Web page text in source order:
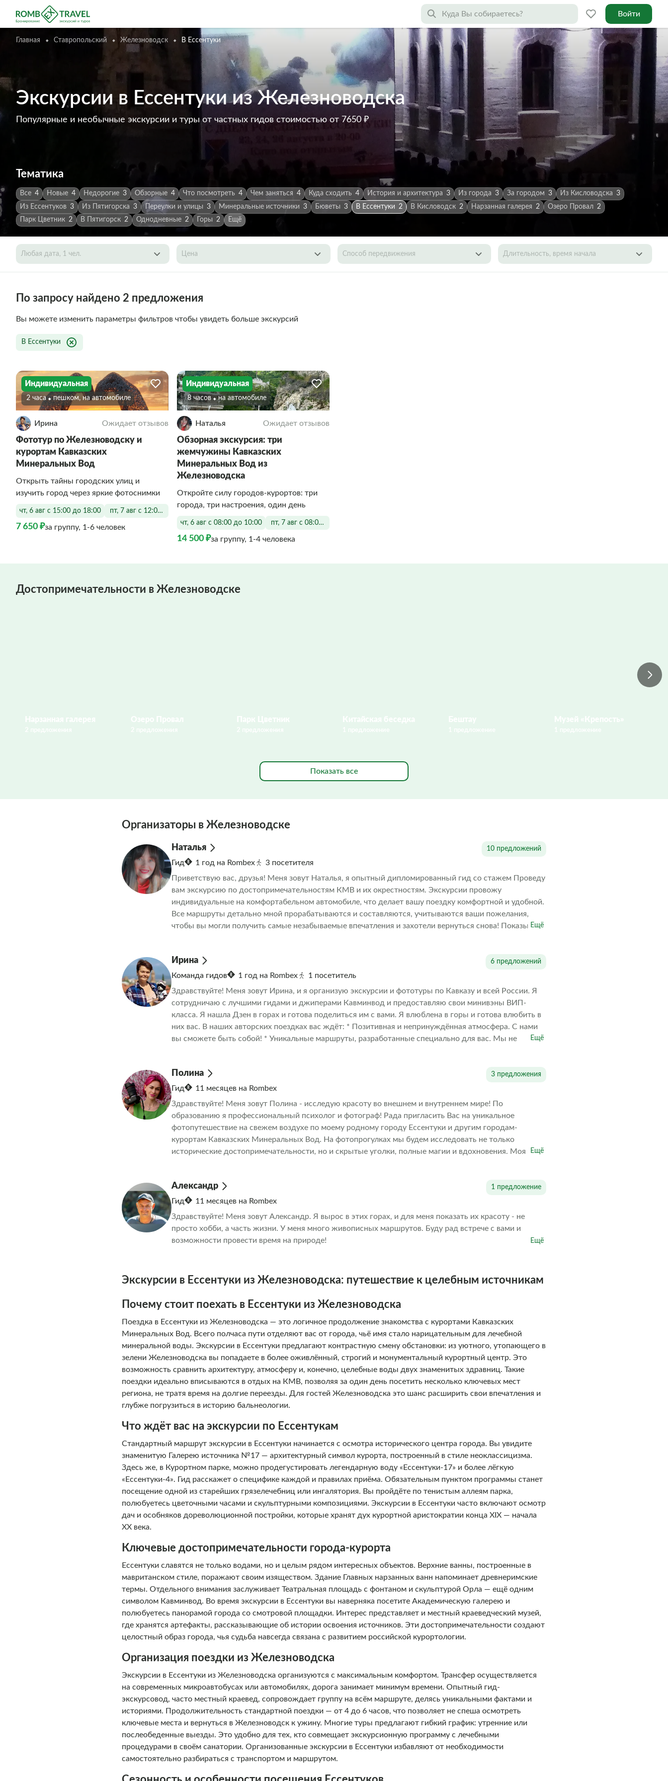
Войти
Главная Ставропольский Железноводск В Ессентуки
Экскурсии в Ессентуки из Железноводска
Популярные и необычные экскурсии и туры от частных гидов стоимостью от 7650 ₽
Тематика
Все 4 Новые 4 Недорогие 3 Обзорные 4 Что посмотреть 4 Чем заняться 4 Куда сходить 4 История и архитектура 3 Из города 3 За городом 3 Из Кисловодска 3
Из Ессентуков 3 Из Пятигорска 3 Переулки и улицы 3 Минеральные источники 3 Бюветы 3 В Ессентуки 2 В Кисловодск 2 Нарзанная галерея 2 Озеро Провал 2
Парк Цветник 2 В Пятигорск 2 Однодневные 2 Горы 2 Ещё
Любая дата, 1 чел. Цена Способ передвижения Длительность, время начала
По запросу найдено 2 предложения
Вы можете изменить параметры фильтров чтобы увидеть больше экскурсий
В Ессентуки
Индивидуальная
2 часа Пешком, на автомобиле
Ирина Ожидает отзывов
Фототур по Железноводску и
курортам Кавказских
Минеральных Вод
Открыть тайны городских улиц и
изучить город через яркие фотоснимки
чт, 6 авг с 15:00 до 18:00 пт, 7 авг с 12:00 до 18:00
7 650 ₽за группу, 1-6 человек
Индивидуальная
8 часов На автомобиле
Наталья Ожидает отзывов
Обзорная экскурсия: три
жемчужины Кавказских
Минеральных Вод из
Железноводска
Откройте силу городов-курортов: три
города, три настроения, один день
чт, 6 авг с 08:00 до 10:00 пт, 7 авг с 08:00 до 10:00
14 500 ₽за группу, 1-4 человека
Достопримечательности в Железноводске
Показать все
Организаторы в Железноводске
Наталья 10 предложений
Гид 1 год на Rombex
3 посетителя
Приветствую вас, друзья! Меня зовут Наталья, я опытный дипломированный гид со стажем Проведу
вам экскурсию по достопримечательностям КМВ и их окрестностям. Экскурсии провожу
индивидуальные на комфортабельном автомобиле, что делает вашу поездку комфортной и удобной.
Все маршруты детально мной прорабатываются и составляются, учитываются ваши пожелания,
чтобы вы могли получить самые незабываемые впечатления и захотели вернуться снова! Показываю
Ещё
Ирина 6 предложений
Команда гидов 1 год на Rombex
1 посетитель
Здравствуйте! Меня зовут Ирина, и я организую экскурсии и фототуры по Кавказу и всей России. Я
сотрудничаю с лучшими гидами и джиперами Кавминвод и предоставляю свои минивэны ВИП-
класса. Я нашла Дзен в горах и готова поделиться им с вами. Я влюблена в горы и готова влюбить в
них вас. В наших авторских поездках вас ждёт: * Позитивная и непринуждённая атмосфера. С нами
вы сможете быть собой! * Уникальные маршруты, разработанные специально для вас. Мы не
Никаких душных автобусов и толп туристов! * Более 10 лет опыта. Мы знаем, где искать красивые
природные виды и лучшие локации для фотографий, а где — лишь распиаренные места. Не сидите
снежных горах. Наши поездки из городов КМВ проходят ежедневно при наборе группы из 6 человек
или индивидуально.
Ещё
Полина 3 предложения
Гид
11 месяцев на Rombex
Здравствуйте! Меня зовут Полина - исследую красоту во внешнем и внутреннем мире! По
образованию я профессиональный психолог и фотограф! Рада пригласить Вас на уникальное
фотопутешествие на свежем воздухе по моему родному городу Ессентуки и другим городам-
курортам Кавказских Минеральных Вод. На фотопрогулках мы будем исследовать не только
исторические достопримечательности, но и скрытые уголки, полные магии и вдохновения. Моя
умиротворение... Если вы хотите увидеть Ессентуки, Пятигорск, Кисловодск с новой стороны и
получить памятные фотографии, присоединяйтесь ко мне в этом увлекательном путешествии.
Ещё
Александр 1 предложение
Гид
11 месяцев на Rombex
Здравствуйте! Меня зовут Александр. Я вырос в этих горах, и для меня показать их красоту - не
просто хобби, а часть жизни. У меня много живописных маршрутов. Буду рад встрече с вами и
возможности провести время на природе!
Ещё
Экскурсии в Ессентуки из Железноводска: путешествие к целебным источникам
Почему стоит поехать в Ессентуки из Железноводска
Поездка в Ессентуки из Железноводска — это логичное продолжение знакомства с курортами Кавказских
Минеральных Вод. Всего полчаса пути отделяют вас от города, чьё имя стало нарицательным для лечебной
минеральной воды. Экскурсии в Ессентуки предлагают контрастную смену обстановки: из уютного, утопающего в
зелени Железноводска вы попадаете в более оживлённый, строгий и монументальный курортный центр. Это
возможность сравнить архитектуру, атмосферу и, конечно, целебные воды двух знаменитых здравниц. Такие
поездки идеально вписываются в отдых на КМВ, позволяя за один день посетить несколько ключевых мест
региона, не тратя время на долгие переезды. Для гостей Железноводска это шанс расширить свои впечатления и
глубже погрузиться в историю бальнеологии.
Что ждёт вас на экскурсии по Ессентукам
Стандартный маршрут экскурсии в Ессентуки начинается с осмотра исторического центра города. Вы увидите
знаменитую Галерею источника №17 — архитектурный символ курорта, построенный в стиле неоклассицизма.
Здесь же, в Курортном парке, можно продегустировать легендарную воду «Ессентуки-17» и более лёгкую
«Ессентуки-4». Гид расскажет о специфике каждой и правилах приёма. Обязательным пунктом программы станет
посещение одной из старейших грязелечебниц или ингалятория. Вы пройдёте по тенистым аллеям парка,
полюбуетесь цветочными часами и скульптурными композициями. Экскурсии в Ессентуки часто включают осмотр
дач и особняков дореволюционной постройки, которые хранят дух курортной аристократии конца XIX — начала
XX века.
Ключевые достопримечательности города-курорта
Ессентуки славятся не только водами, но и целым рядом интересных объектов. Верхние ванны, построенные в
мавританском стиле, поражают своим изяществом. Здание Главных нарзанных ванн напоминает древнеримские
термы. Отдельного внимания заслуживает Театральная площадь с фонтаном и скульптурой Орла — ещё одним
символом Кавминвод. Во время экскурсии в Ессентуки вы наверняка посетите Академическую галерею и
полюбуетесь панорамой города со смотровой площадки. Интерес представляет и местный краеведческий музей,
где хранятся артефакты, рассказывающие об истории освоения источников. Эти достопримечательности создают
целостный образ города, чья судьба навсегда связана с развитием российской курортологии.
Организация поездки из Железноводска
Экскурсии в Ессентуки из Железноводска организуются с максимальным комфортом. Трансфер осуществляется
на современных микроавтобусах или автомобилях, дорога занимает минимум времени. Опытный гид-
экскурсовод, часто местный краевед, сопровождает группу на всём маршруте, делясь уникальными фактами и
историями. Продолжительность стандартной поездки — от 4 до 6 часов, что позволяет не спеша осмотреть
ключевые места и вернуться в Железноводск к ужину. Многие туры предлагают гибкий график: утренние или
послеобеденные выезды. Это удобно для тех, кто совмещает экскурсионную программу с лечебными
процедурами в своём санатории. Организованные экскурсии в Ессентуки избавляют от необходимости
самостоятельно разбираться с транспортом и маршрутом.